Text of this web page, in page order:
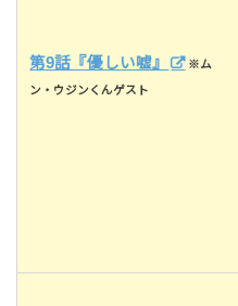
第9話『優しい嘘』
※ム
ン・ウジンくんゲスト